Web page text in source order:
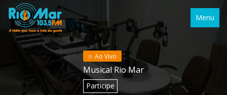
Menu
Ao Vivo
Musical Rio Mar
Participe